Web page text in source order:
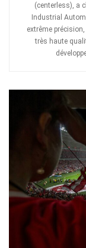
(centerless), a
Industrial
extrême
très haute